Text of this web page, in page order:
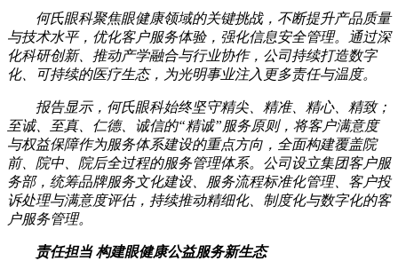
何氏眼科聚焦眼健康领域的关键挑战，不断提升产品质量
与技术水平，优化客户服务体验，强化信息安全管理。通过深
化科研创新、推动产学融合与行业协作，公司持续打造数字
化、可持续的医疗生态，为光明事业注入更多责任与温度。
报告显示，何氏眼科始终坚守精尖、精准、精心、精致；
至诚、至真、仁德、诚信的“精诚”服务原则，将客户满意度
与权益保障作为服务体系建设的重点方向，全面构建覆盖院
前、院中、院后全过程的服务管理体系。公司设立集团客户服
务部，统筹品牌服务文化建设、服务流程标准化管理、客户投
诉处理与满意度评估，持续推动精细化、制度化与数字化的客
户服务管理。
责任担当 构建眼健康公益服务新生态